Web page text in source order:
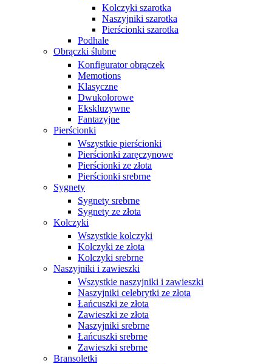
Kolczyki szarotka
Naszyjniki szarotka
Pierścionki szarotka
Podhale
Obrączki ślubne
Konfigurator obrączek
Memotions
Klasyczne
Dwukolorowe
Ekskluzywne
Fantazyjne
Pierścionki
Wszystkie pierścionki
Pierścionki zaręczynowe
Pierścionki ze złota
Pierścionki srebrne
Sygnety
Sygnety srebrne
Sygnety ze złota
Kolczyki
Wszystkie kolczyki
Kolczyki ze złota
Kolczyki srebrne
Naszyjniki i zawieszki
Wszystkie naszyjniki i zawieszki
Naszyjniki celebrytki ze złota
Łańcuszki ze złota
Zawieszki ze złota
Naszyjniki srebrne
Łańcuszki srebrne
Zawieszki srebrne
Bransoletki